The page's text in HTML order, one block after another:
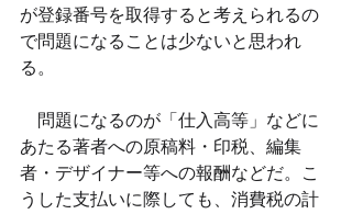
が登録番号を取得すると考えられるの
で問題になることは少ないと思われ
る。
問題になるのが「仕入高等」などに
あたる著者への原稿料・印税、編集
者・デザイナー等への報酬などだ。こ
うした支払いに際しても、消費税の計